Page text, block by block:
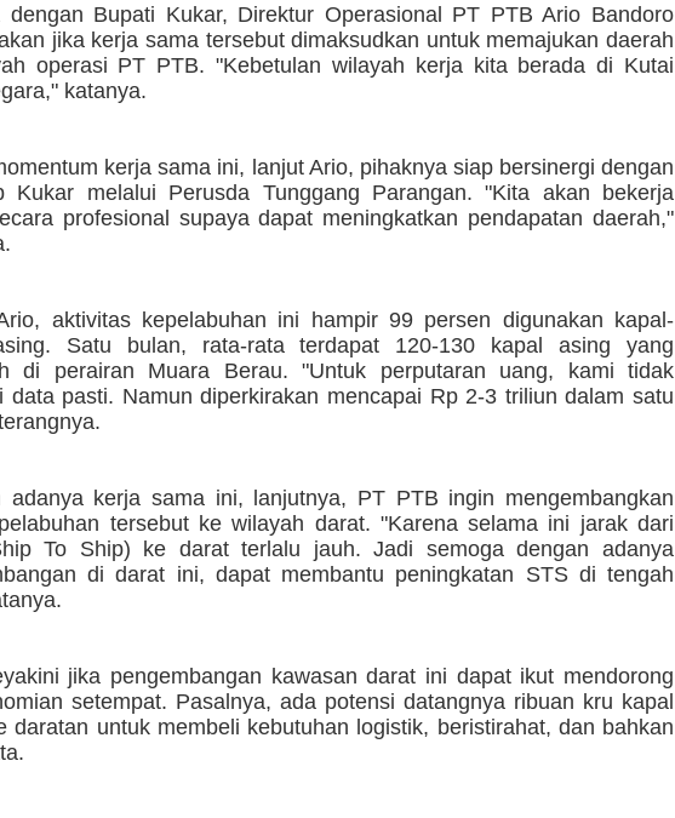
dengan Bupati Kukar, Direktur Operasional PT PTB Ario Bandoro
jika kerja sama tersebut dimaksudkan untuk memajukan daerah
operasi PT PTB. "Kebetulan wilayah kerja kita berada di Kutai
katanya.
kerja sama ini, lanjut Ario, pihaknya siap bersinergi dengan
Kukar melalui Perusda Tunggang Parangan. "Kita akan bekerja
profesional supaya dapat meningkatkan pendapatan daerah,"
aktivitas kepelabuhan ini hampir 99 persen digunakan kapal-
Satu bulan, rata-rata terdapat 120-130 kapal asing yang
di perairan Muara Berau. "Untuk perputaran uang, kami tidak
data pasti. Namun diperkirakan mencapai Rp 2-3 triliun dalam satu
adanya kerja sama ini, lanjutnya, PT PTB ingin mengembangkan
tersebut ke wilayah darat. "Karena selama ini jarak dari
To Ship) ke darat terlalu jauh. Jadi semoga dengan adanya
di darat ini, dapat membantu peningkatan STS di tengah
jika pengembangan kawasan darat ini dapat ikut mendorong
setempat. Pasalnya, ada potensi datangnya ribuan kru kapal
daratan untuk membeli kebutuhan logistik, beristirahat, dan bahkan